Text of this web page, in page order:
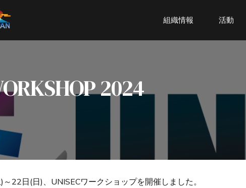
組織情報 活動
2024
22日(日)、UNISECワークショップを開催しました。